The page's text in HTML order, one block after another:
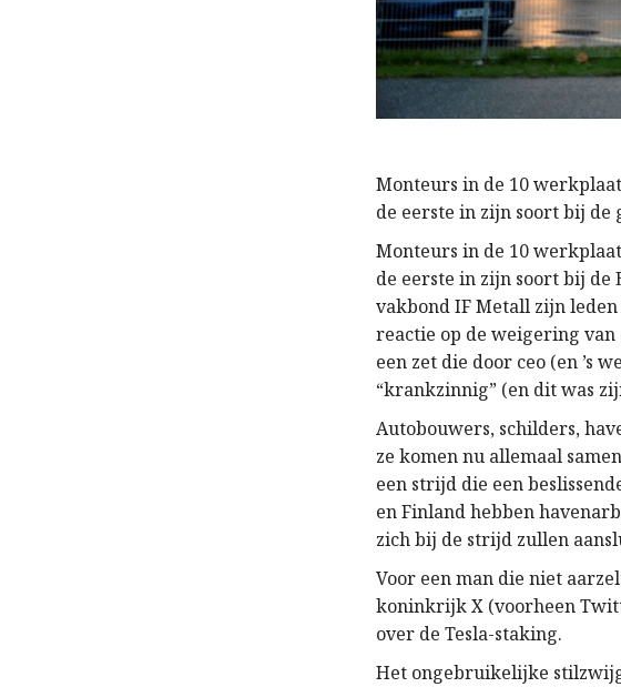
Monteurs in de 10
de eerste in zijn soort bij de
Monteurs in de 10
de eerste in zijn soort bij de
vakbond IF Metall zijn
reactie op de weigering
een zet die door ceo (en ’s
“krankzinnig” (en dit was
Autobouwers, schilders,
ze komen nu allemaal
een strijd die een
en Finland hebben
zich bij de strijd zullen
Voor een man die niet
koninkrijk X (voorheen
over de Tesla-staking.
Het ongebruikelijke